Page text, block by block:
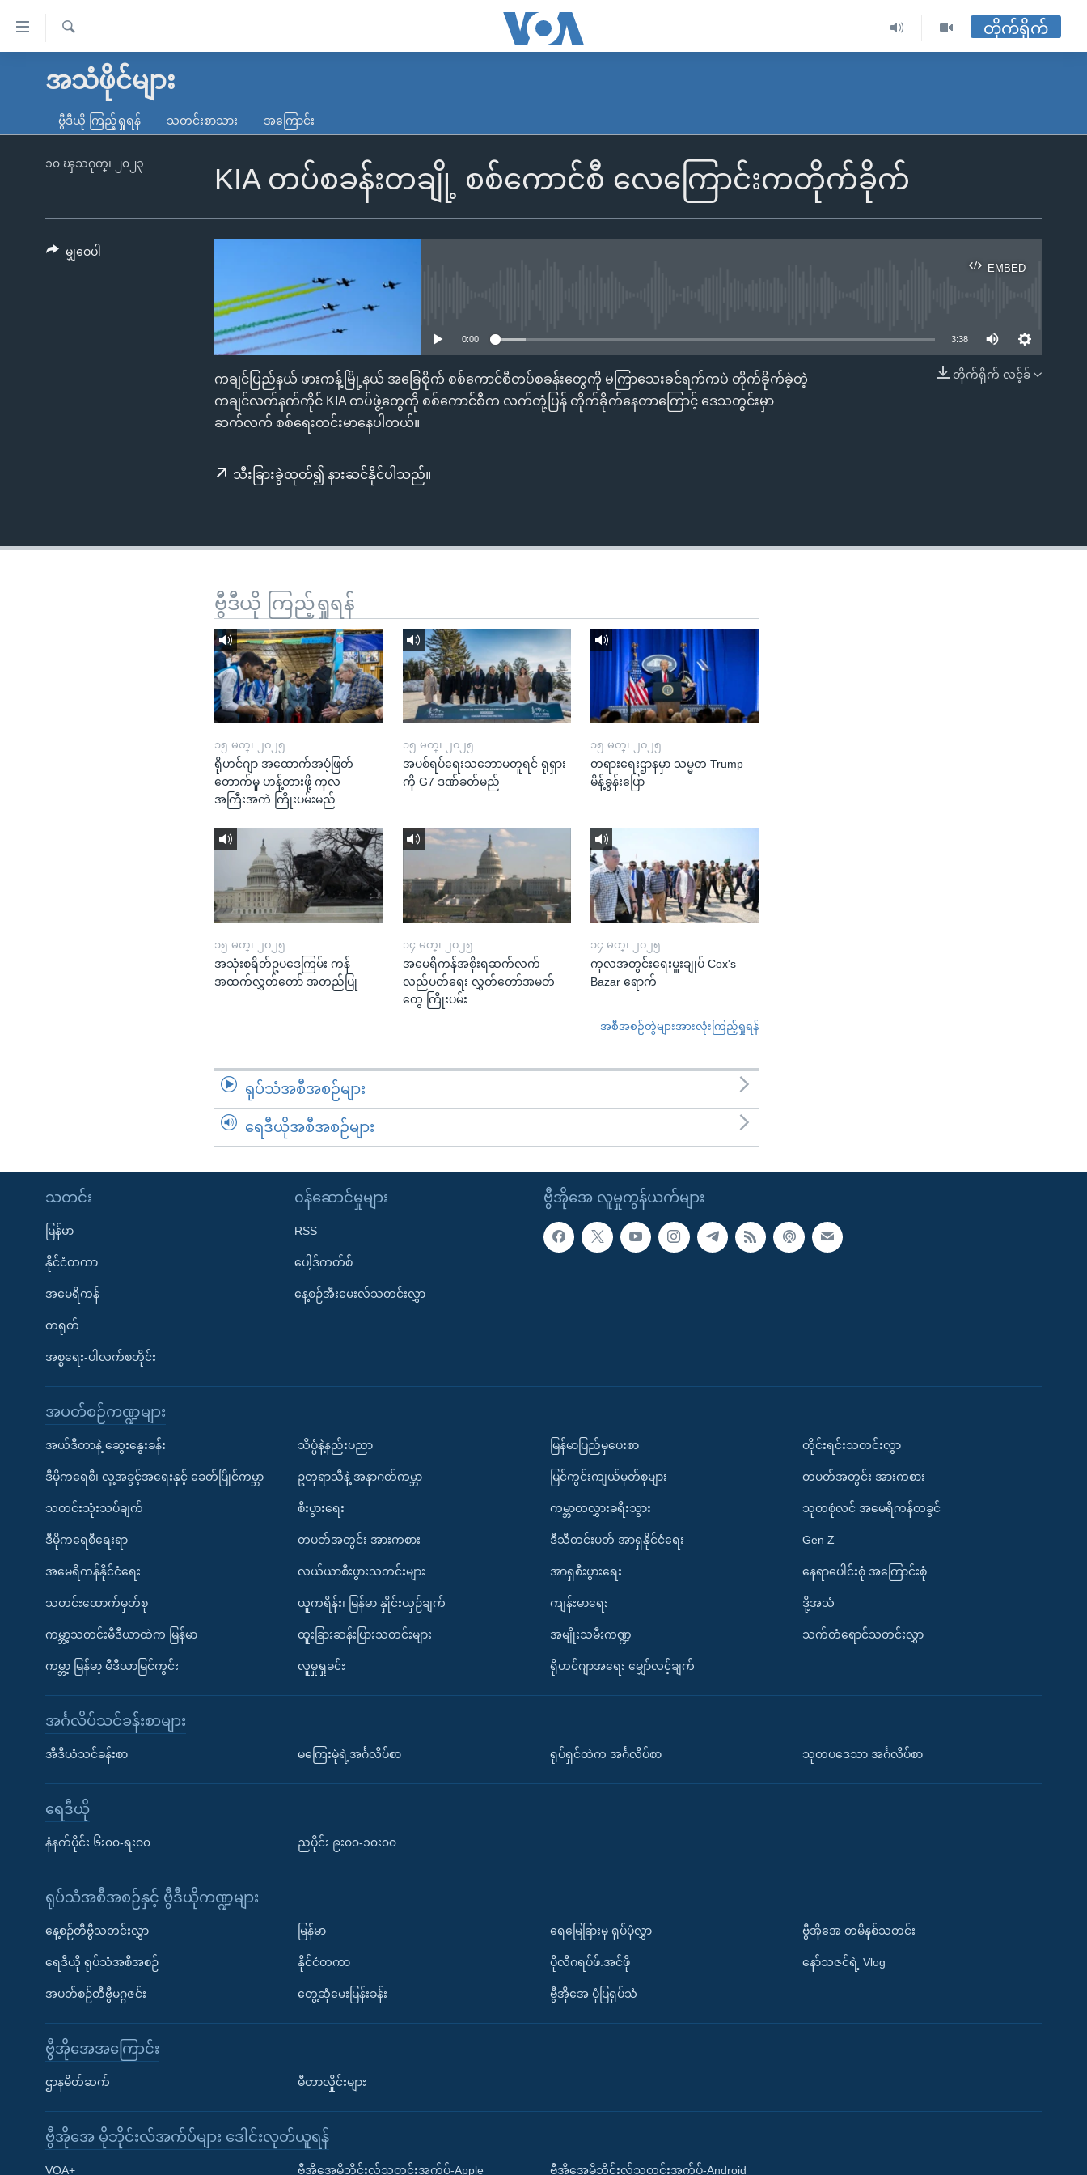
လွယ်ကူ
သည့်
မူလစာမျက်နှာ
ကမ္ဘာ့သတင်းများ
နိုင်ငံတကာ
တရုတ်
အစ္စရေး-ပါလက်စတိုင်း
ရပ်ဝန်းတခု လမ်းတခု အလွန်
အင်္ဂလိပ်စာလေ့လာမယ်
Learning English
ရ
တိုက်ရိုက်
အသံဖိုင်များ
ဗွီဒီယို ကြည့်ရှုရန် သတင်းစာသား အကြောင်း
KIA တပ်စခန်းတချို့ စစ်ကောင်စီ လေကြောင်းကတိုက်ခိုက်
၁၀ ၾသဂုတ္၊ ၂၀၂၃
EMBED
EMBED
0:00 3:38
တိုက်ရိုက် လင့်ခ်
ကချင်ပြည်နယ် ဖားကန့်မြို့နယ် အခြေစိုက် စစ်ကောင်စီတပ်စခန်းတွေကို မကြာသေးခင်ရက်ကပဲ တိုက်ခိုက်ခဲ့တဲ့
ကချင်လက်နက်ကိုင် KIA တပ်ဖွဲ့တွေကို စစ်ကောင်စီက လက်တုံ့ပြန် တိုက်ခိုက်နေတာကြောင့် ဒေသတွင်းမှာ
ဆက်လက် စစ်ရေးတင်းမာနေပါတယ်။
သီးခြားခွဲထုတ်၍ နားဆင်နိုင်ပါသည်။
မျှဝေပါ
ဗွီဒီယို ကြည့်ရှုရန်
၁၅ မတ္၊ ၂၀၂၅
ရိုဟင်ဂျာ အထောက်အပံ့ဖြတ်
တောက်မှု ဟန့်တားဖို့ ကုလ
အကြီးအကဲ ကြိုးပမ်းမည်
၁၅ မတ္၊ ၂၀၂၅
အပစ်ရပ်ရေးသဘောမတူရင် ရုရှား
ကို G7 ဒဏ်ခတ်မည်
၁၅ မတ္၊ ၂၀၂၅
တရားရေးဌာနမှာ သမ္မတ Trump
မိန့်ခွန်းပြော
၁၅ မတ္၊ ၂၀၂၅
အသုံးစရိတ်ဥပဒေကြမ်း ကန်
အထက်လွှတ်တော် အတည်ပြု
၁၄ မတ္၊ ၂၀၂၅
အမေရိကန်အစိုးရဆက်လက်
လည်ပတ်ရေး လွှတ်တော်အမတ်
တွေ ကြိုးပမ်း
၁၄ မတ္၊ ၂၀၂၅
ကုလအတွင်းရေးမှူးချုပ် Cox's
Bazar ရောက်
အစီအစဉ်တွဲများအားလုံးကြည့်ရှုရန်
ရုပ်သံအစီအစဉ်များ
ရေဒီယိုအစီအစဉ်များ
ဗွီအိုအေ လူမှုကွန်ယက်များ
သတင်း
မြန်မာ
နိုင်ငံတကာ
အမေရိကန်
တရုတ်
အစ္စရေး-ပါလက်စတိုင်း
၀န်ဆောင်မှုများ
RSS
ပေါ့ဒ်ကတ်စ်
နေ့စဉ်အီးမေးလ်သတင်းလွှာ
အပတ်စဉ်ကဏ္ဍများ
အယ်ဒီတာနဲ့ ဆွေးနွေးခန်း
ဒီမိုကရေစီ၊ လူ့အခွင့်အရေးနှင့် ခေတ်ပြိုင်ကမ္ဘာ
သတင်းသုံးသပ်ချက်
ဒီမိုကရေစီရေးရာ
အမေရိကန်နိုင်ငံရေး
သတင်းထောက်မှတ်စု
ကမ္ဘာ့သတင်းမီဒီယာထဲက မြန်မာ
ကမ္ဘာ့ မြန်မာ့ မီဒီယာမြင်ကွင်း
သိပ္ပံနဲ့နည်းပညာ
ဥတုရာသီနဲ့ အနာဂတ်ကမ္ဘာ
စီးပွားရေး
တပတ်အတွင်း အားကစား
လယ်ယာစီးပွားသတင်းများ
ယူကရိန်း၊ မြန်မာ နှိုင်းယှဉ်ချက်
ထူးခြားဆန်းပြားသတင်းများ
လူမှုရှုခင်း
မြန်မာပြည်မှပေးစာ
မြင်ကွင်းကျယ်မှတ်စုများ
ကမ္ဘာတလွှားခရီးသွား
ဒီသီတင်းပတ် အာရှနိုင်ငံရေး
အာရှစီးပွားရေး
ကျန်းမာရေး
အမျိုးသမီးကဏ္ဍ
ရိုဟင်ဂျာအရေး မျှော်လင့်ချက်
တိုင်းရင်းသတင်းလွှာ
တပတ်အတွင်း အားကစား
သုတစုံလင် အမေရိကန်တခွင်
Gen Z
နေရာပေါင်းစုံ အကြောင်းစုံ
ဒို့အသံ
သက်တံရောင်သတင်းလွှာ
အင်္ဂလိပ်သင်ခန်းစာများ
အီဒီယံသင်ခန်းစာ မကြေးမုံရဲ့အင်္ဂလိပ်စာ ရုပ်ရှင်ထဲက အင်္ဂလိပ်စာ သုတပဒေသာ အင်္ဂလိပ်စာ
ရေဒီယို
နံနက်ပိုင်း ၆း၀၀-ရး၀၀ ညပိုင်း ၉း၀၀-၁၀း၀၀
ရုပ်သံအစီအစဉ်နှင့် ဗွီဒီယိုကဏ္ဍများ
နေ့စဉ်တီဗွီသတင်းလွှာ
ရေဒီယို ရုပ်သံအစီအစဉ်
အပတ်စဉ်တီဗွီမဂ္ဂဇင်း
မြန်မာ
နိုင်ငံတကာ
တွေ့ဆုံမေးမြန်းခန်း
ရေမြေခြားမှ ရုပ်ပုံလွှာ
ပိုလီဂရပ်ဖ်.အင်ဖို
ဗွီအိုအေ ပုံပြရုပ်သံ
ဗွီအိုအေ တမိနစ်သတင်း
နော်သဇင်ရဲ့ Vlog
ဗွီအိုအေအကြောင်း
ဌာနမိတ်ဆက် မီတာလှိုင်းများ
ဗွီအိုအေ မိုဘိုင်းလ်အက်ပ်များ ဒေါင်းလုတ်ယူရန်
VOA+ ဗွီအိုအေမိုဘိုင်းလ်သတင်းအက်ပ်-Apple ဗွီအိုအေမိုဘိုင်းလ်သတင်းအက်ပ်-Android